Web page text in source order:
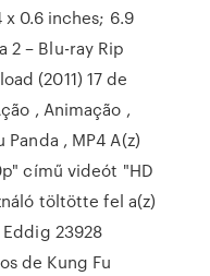
x 0.6 inches; 6.9
2 – Blu-ray Rip
(2011) 17 de
, Animação ,
Panda , MP4 A(z)
című videót "HD
töltötte fel a(z)
23928
de Kung Fu